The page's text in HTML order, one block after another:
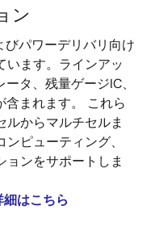
ン
びパワーデリバリ向け
います。ラインアッ
タ、残量ゲージIC、
まれます。 これら
ルからマルチセルま
ピューティング、
ョンをサポートしま
はこちら